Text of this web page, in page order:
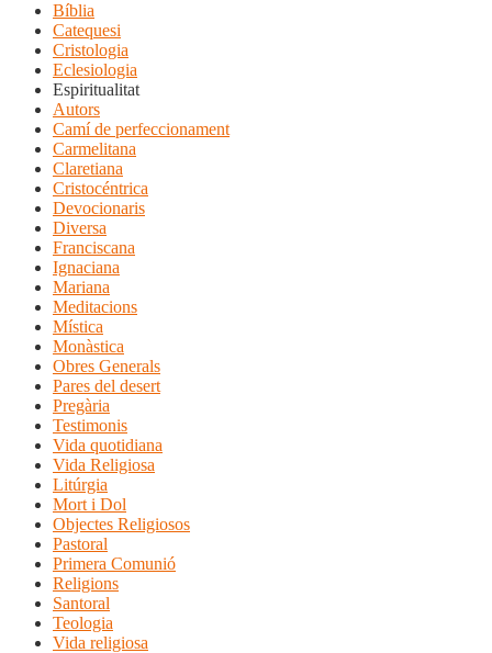
Bíblia
Catequesi
Cristologia
Eclesiologia
Espiritualitat
Autors
Camí de perfeccionament
Carmelitana
Claretiana
Cristocéntrica
Devocionaris
Diversa
Franciscana
Ignaciana
Mariana
Meditacions
Mística
Monàstica
Obres Generals
Pares del desert
Pregària
Testimonis
Vida quotidiana
Vida Religiosa
Litúrgia
Mort i Dol
Objectes Religiosos
Pastoral
Primera Comunió
Religions
Santoral
Teologia
Vida religiosa